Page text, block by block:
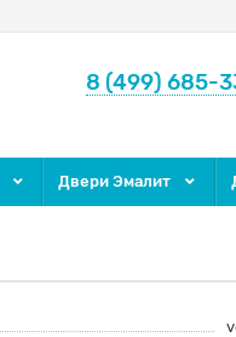
8 (499) 685-
Двери Эмалит